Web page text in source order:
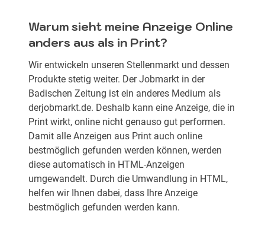
Warum sieht meine Anzeige Online
anders aus als in Print?
Wir entwickeln unseren Stellenmarkt und dessen
Produkte stetig weiter. Der Jobmarkt in der
Badischen Zeitung ist ein anderes Medium als
derjobmarkt.de. Deshalb kann eine Anzeige, die in
Print wirkt, online nicht genauso gut performen.
Damit alle Anzeigen aus Print auch online
bestmöglich gefunden werden können, werden
diese automatisch in HTML-Anzeigen
umgewandelt. Durch die Umwandlung in HTML,
helfen wir Ihnen dabei, dass Ihre Anzeige
bestmöglich gefunden werden kann.